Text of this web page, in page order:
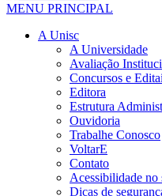
MENU PRINCIPAL
A Unisc
A Universidade
Avaliação
Concursos e
Editora
Estrutura
Ouvidoria
Trabalhe Conosco
VoltarE
Contato
Acessibilidade no
Dicas de